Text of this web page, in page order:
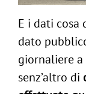
E i dati cosa
dato
giornaliere
senz’altro di